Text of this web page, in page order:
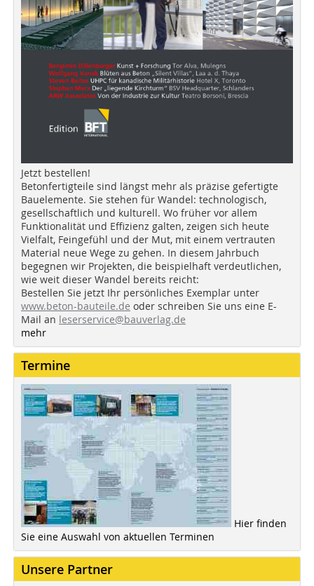
Jetzt bestellen!
Betonfertigteile sind längst mehr als präzise gefertigte
Bauelemente. Sie stehen für Wandel: technologisch,
gesellschaftlich und kulturell. Wo früher vor allem
Funktionalität und Effizienz galten, zeigen sich heute
Vielfalt, Feingefühl und der Mut, mit einem vertrauten
Material neue Wege zu gehen. In diesem Jahrbuch
begegnen wir Projekten, die beispielhaft verdeutlichen,
wie weit dieser Wandel bereits reicht:
Bestellen Sie jetzt Ihr persönliches Exemplar unter
www.beton-bauteile.de oder schreiben Sie uns eine E-
Mail an leserservice@bauverlag.de
mehr
Termine
Hier finden
Sie eine Auswahl von aktuellen Terminen
Unsere Partner